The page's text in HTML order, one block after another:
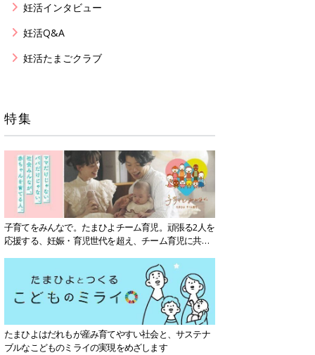
妊活インタビュー
妊活Q&A
妊活たまごクラブ
特集
子育てをみんなで。たまひよチーム育児。頑張る2人を
応援する、妊娠・育児世代を超え、チーム育児に共感
たまひよはだれもが産み育てやすい社会と、サステナ
ブルなこどものミライの実現をめざします